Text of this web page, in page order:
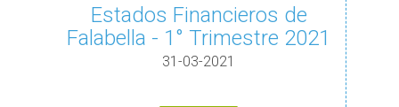
Estados Financieros de
Falabella - 1° Trimestre 2021
31-03-2021